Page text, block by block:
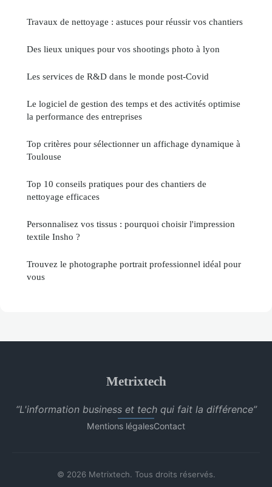
Travaux de nettoyage : astuces pour réussir vos chantiers
Des lieux uniques pour vos shootings photo à lyon
Les services de R&D dans le monde post-Covid
Le logiciel de gestion des temps et des activités optimise
la performance des entreprises
Top critères pour sélectionner un affichage dynamique à
Toulouse
Top 10 conseils pratiques pour des chantiers de
nettoyage efficaces
Personnalisez vos tissus : pourquoi choisir l'impression
textile Insho ?
Trouvez le photographe portrait professionnel idéal pour
vous
Metrixtech
“L'information business et tech qui fait la différence”
Mentions légalesContact
© 2026 Metrixtech. Tous droits réservés.